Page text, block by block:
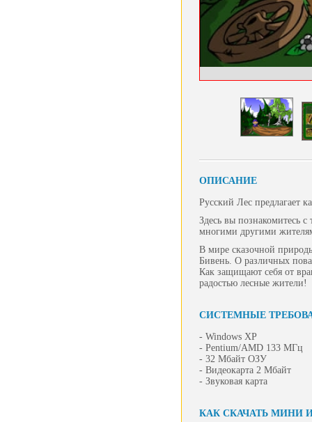
ОПИСАНИЕ
Русский Лес предлагает
Здесь вы познакомитесь
многими другими
В мире сказочной
Бивень. О различных
Как защищают себя от
радостью лесные жители!
СИСТЕМНЫЕ
- Windows XP
- Pentium/AMD 133 МГц
- 32 Мбайт ОЗУ
- Видеокарта 2 Мбайт
- Звуковая карта
КАК СКАЧАТЬ МИНИ